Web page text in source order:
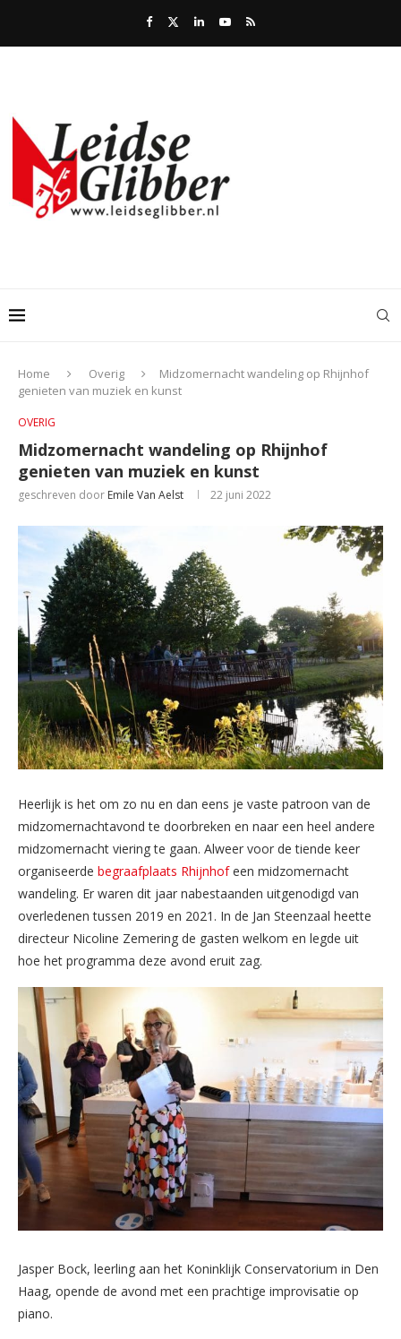
Home Overig
Midzomernacht wandeling op Rhijnhof
genieten van muziek en kunst
OVERIG
Midzomernacht wandeling op Rhijnhof
genieten van muziek en kunst
geschreven door Emile Van Aelst 22 juni 2022
Heerlijk is het om zo nu en dan eens je vaste patroon van de
midzomernachtavond te doorbreken en naar een heel andere
midzomernacht viering te gaan. Alweer voor de tiende keer
organiseerde begraafplaats Rhijnhofeen midzomernacht
wandeling. Er waren dit jaar nabestaanden uitgenodigd van
overledenen tussen 2019 en 2021. In de Jan Steenzaal heette
directeur Nicoline Zemering de gasten welkom en legde uit
hoe het programma deze avond eruit zag.
Jasper Bock, leerling aan het Koninklijk Conservatorium in Den
Haag, opende de avond met een prachtige improvisatie op
piano.